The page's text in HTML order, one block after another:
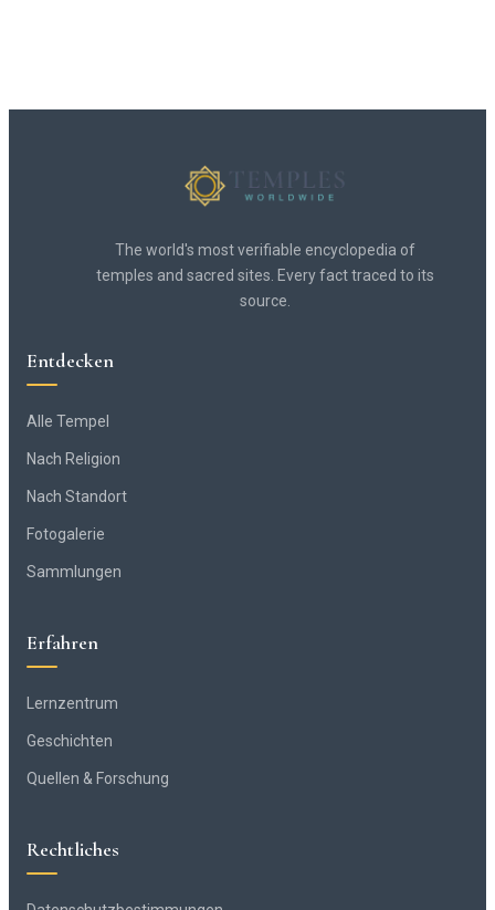
The world's most verifiable encyclopedia of
temples and sacred sites. Every fact traced to its
source.
Entdecken
Alle Tempel
Nach Religion
Nach Standort
Fotogalerie
Sammlungen
Erfahren
Lernzentrum
Geschichten
Quellen & Forschung
Rechtliches